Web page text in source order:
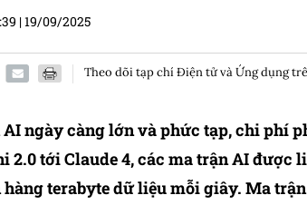
|19/09/2025
Theo dõi tạp chí Điện tử và Ứng dụng
ngày càng lớn và phức tạp, chi phí
2.0 tới Claude 4, các ma trận AI
terabyte dữ liệu mỗi giây. Ma